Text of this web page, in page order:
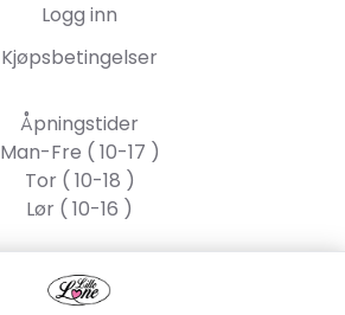
Logg inn
Kjøpsbetingelser
Åpningstider
Man-Fre ( 10-17 )
Tor ( 10-18 )
Lør ( 10-16 )
Strandgata 55, 2317